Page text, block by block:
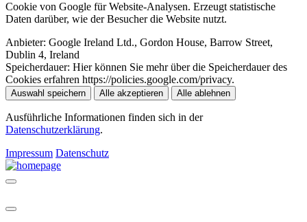
Cookie von Google für Website-Analysen. Erzeugt statistische
Daten darüber, wie der Besucher die Website nutzt.
Anbieter: Google Ireland Ltd., Gordon House, Barrow Street,
Dublin 4, Ireland
Speicherdauer: Hier können Sie mehr über die Speicherdauer des
Cookies erfahren https://policies.google.com/privacy.
Auswahl speichern Alle akzeptieren Alle ablehnen
Ausführliche Informationen finden sich in der
Datenschutzerklärung.
Impressum Datenschutz